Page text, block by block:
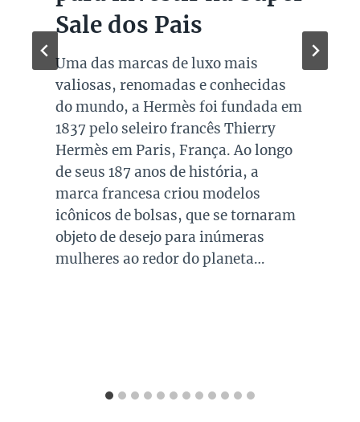
Sale dos Pais
Uma das marcas de luxo mais
valiosas, renomadas e conhecidas
do mundo, a Hermès foi fundada em
1837 pelo seleiro francês Thierry
Hermès em Paris, França. Ao longo
de seus 187 anos de história, a
marca francesa criou modelos
icônicos de bolsas, que se tornaram
objeto de desejo para inúmeras
mulheres ao redor do planeta…